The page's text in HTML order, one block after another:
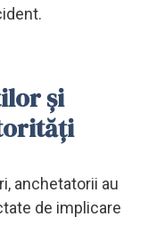
și
anchetatorii au
de implicare